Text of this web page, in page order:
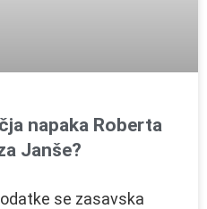
napaka Roberta
Janše?
se zasavska